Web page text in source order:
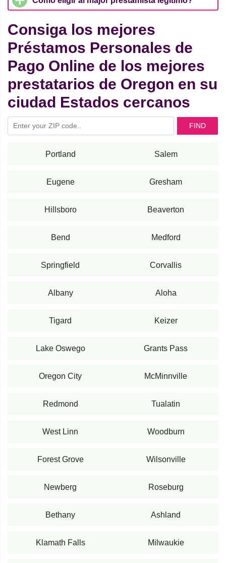
Consiga los mejores
Préstamos Personales de
Pago Online de los mejores
prestatarios de Oregon en su
ciudad Estados cercanos
FIND
Portland Salem
Eugene Gresham
Hillsboro Beaverton
Bend Medford
Springfield Corvallis
Albany Aloha
Tigard Keizer
Lake Oswego Grants Pass
Oregon City McMinnville
Redmond Tualatin
West Linn Woodburn
Forest Grove Wilsonville
Newberg Roseburg
Bethany Ashland
Klamath Falls Milwaukie